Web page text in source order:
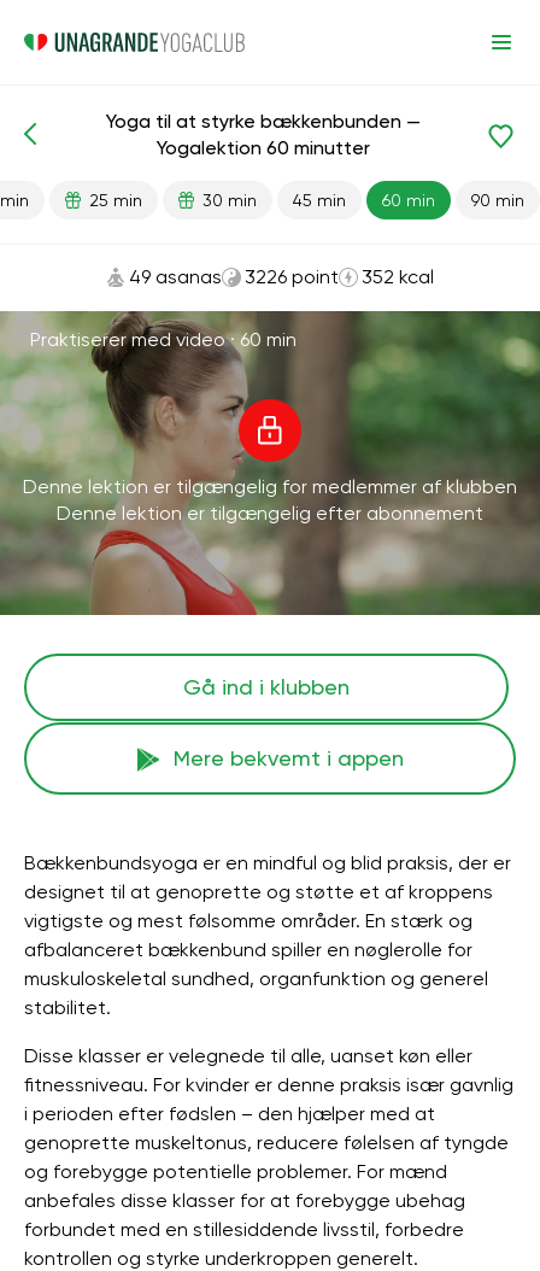
Færdiglavede lektioner Bækken
Yoga til at styrke bækkenbunden —
Yogalektion 60 minutter
25 min 30 min 45 min 60 min 90 min
49 asanas 3226 point 352 kcal
Praktiserer med video ·60 min
Denne lektion er tilgængelig for medlemmer af klubben
Denne lektion er tilgængelig efter abonnement
Gå ind i klubben
Mere bekvemt i appen
Bækkenbundsyoga er en mindful og blid praksis, der er
designet til at genoprette og støtte et af kroppens
vigtigste og mest følsomme områder. En stærk og
afbalanceret bækkenbund spiller en nøglerolle for
muskuloskeletal sundhed, organfunktion og generel
stabilitet.
Disse klasser er velegnede til alle, uanset køn eller
fitnessniveau. For kvinder er denne praksis især gavnlig
i perioden efter fødslen – den hjælper med at
genoprette muskeltonus, reducere følelsen af ​​tyngde
og forebygge potentielle problemer. For mænd
anbefales disse klasser for at forebygge ubehag
forbundet med en stillesiddende livsstil, forbedre
kontrollen og styrke underkroppen generelt.